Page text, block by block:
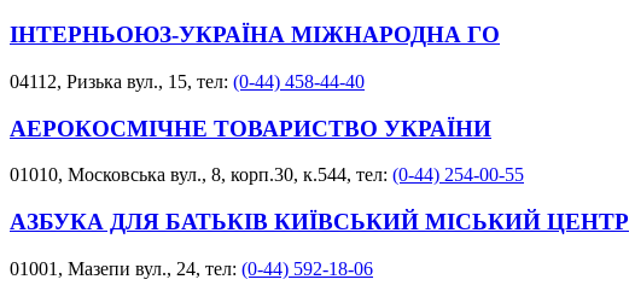
ІНТЕРНЬОЮЗ-УКРАЇНА МІЖНАРОДНА ГО
04112, Ризька вул., 15, тел: (0-44) 458-44-40
АЕРОКОСМІЧНЕ ТОВАРИСТВО УКРАЇНИ
01010, Московська вул., 8, корп.30, к.544, тел: (0-44) 254-00-55
АЗБУКА ДЛЯ БАТЬКІВ КИЇВСЬКИЙ МІСЬКИЙ ЦЕНТР
01001, Мазепи вул., 24, тел: (0-44) 592-18-06